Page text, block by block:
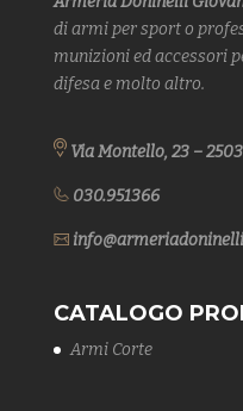
di armi per sport o
munizioni ed accessori
difesae molto altro.
Via Montello, 23 –
030.951366
CATALOGO
Armi Corte